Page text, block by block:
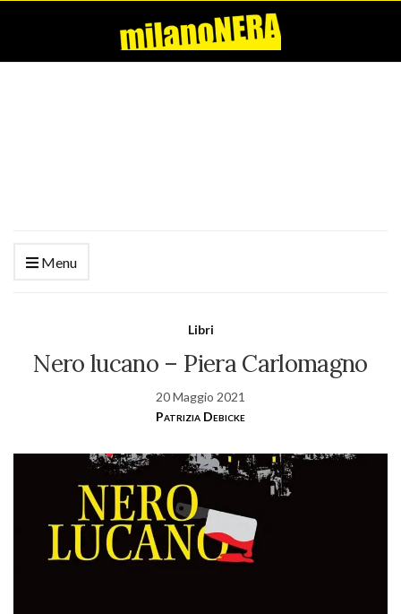
Menu
Libri
Nero lucano – Piera Carlomagno
20 Maggio 2021
Patrizia Debicke